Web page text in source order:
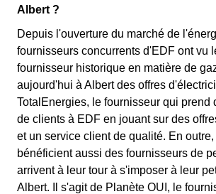
Albert ?
Depuis l'ouverture du marché de
fournisseurs concurrents d'EDF ont vu
fournisseur historique en matière de
aujourd'hui à Albert des offres
TotalEnergies, le fournisseur qui prend
de clients à EDF en jouant sur des
et un service client de qualité. En
bénéficient aussi des fournisseurs de
arrivent à leur tour à s'imposer à leur
Albert. Il s'agit de Planète OUI, le